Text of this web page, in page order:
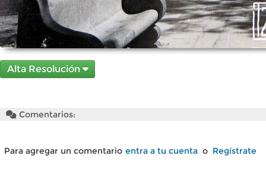
Alta Resolución
Comentarios:
Para agregar un comentario entra a tu cuenta o Regístrate